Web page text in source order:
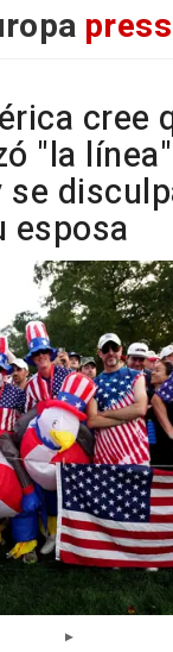
press
cree
"la
se
esposa